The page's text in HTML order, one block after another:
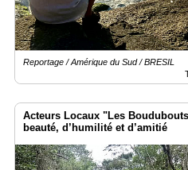
Reportage / Amérique du Sud / BRESIL
Acteurs Locaux "Les
beauté, d’humilité et d’amitié